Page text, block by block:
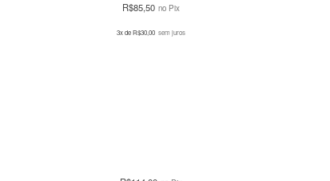
R$85,50 no Pix
3x deR$30,00 sem juros